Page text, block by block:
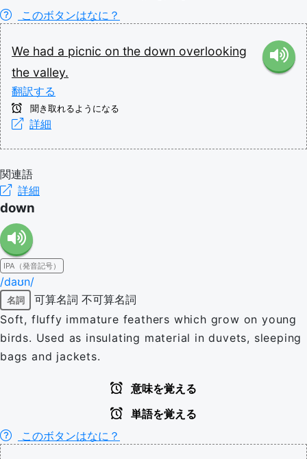
このボタンはなに？
We had a picnic on the down overlooking
the valley.
翻訳する
聞き取れるようになる
詳細
関連語
詳細
down
IPA（発音記号）
/daʊn/
名詞 可算名詞 不可算名詞
Soft, fluffy immature feathers which grow on young
birds. Used as insulating material in duvets, sleeping
bags and jackets.
意味を覚える
単語を覚える
このボタンはなに？